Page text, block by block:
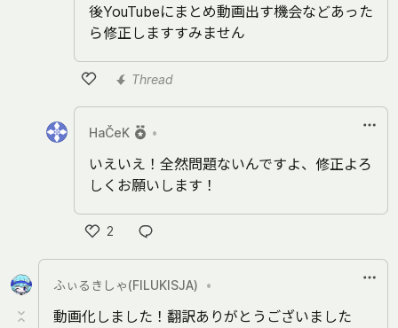
後YouTubeにまとめ動画出す機会などあった
ら修正しますすみません
Like
Thread
HaČeK •
いえいえ！全然問題ないんですよ、修正よろ
しくお願いします！
2
Like
ふぃるきしゃ(FILUKISJA)
•
動画化しました！翻訳ありがとうございました